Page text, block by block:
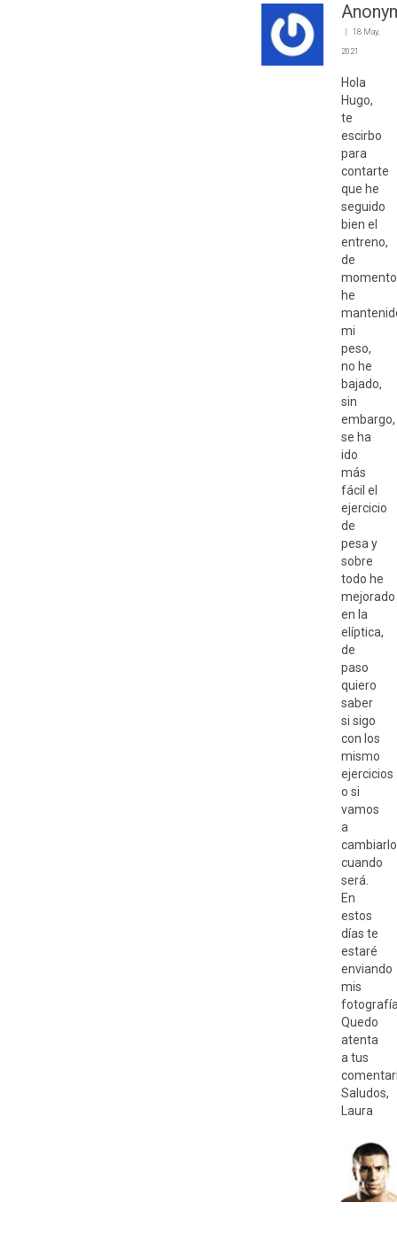
18 May,
2021
Hola
Hugo,
te
escirbo
para
contarte
que he
seguido
bien el
entreno,
de
momento
he
mi
peso,
no he
bajado,
sin
embargo,
se ha
ido
más
fácil el
ejercicio
de
pesa y
sobre
todo he
mejorado
en la
elíptica,
de
paso
quiero
saber
si sigo
con los
mismo
ejercicios
o si
vamos
a
cuando
será.
En
estos
días te
estaré
enviando
mis
Quedo
atenta
a tus
Saludos,
Laura